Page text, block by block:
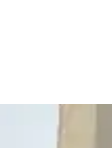
frequentierten
unbedenklich.